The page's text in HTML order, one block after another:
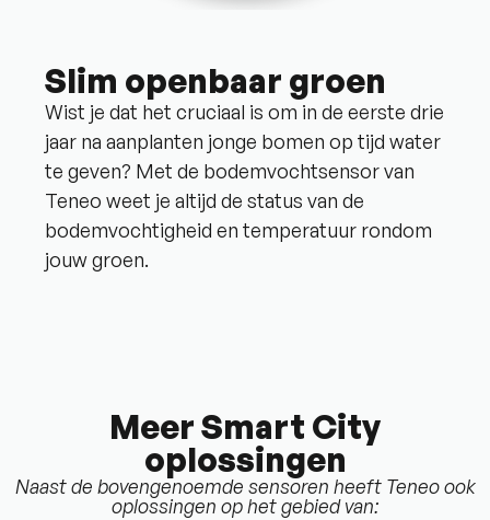
Slim openbaar groen
Wist je dat het cruciaal is om in de eerste drie
jaar na aanplanten jonge bomen op tijd water
te geven? Met de bodemvochtsensor van
Teneo weet je altijd de status van de
bodemvochtigheid en temperatuur rondom
jouw groen.
Meer Smart City
oplossingen
Naast de bovengenoemde sensoren heeft Teneo ook
oplossingen op het gebied van: